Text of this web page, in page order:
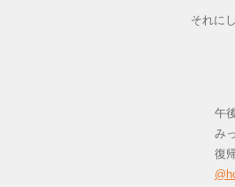
それに
午
み
復